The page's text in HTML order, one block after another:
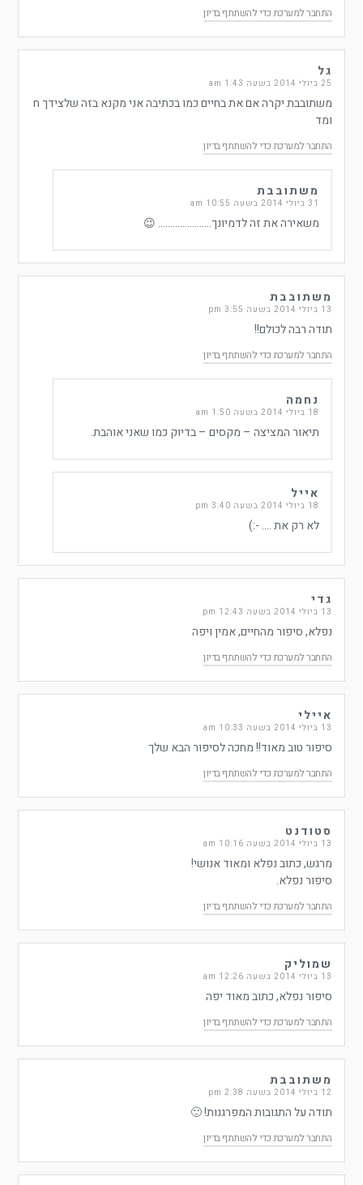
התחבר למערכת כדי להשתתף בדיון
גל
25 ביולי 2014 בשעה 1:43 am
משתובבת יקרה אם את בחיים כמו בכתיבה אני מקנא בזה שלצידך ח
ומד
התחבר למערכת כדי להשתתף בדיון
משתובבת
31 ביולי 2014 בשעה 10:55 am
משאירה את זה לדמיונך…………………. 😉
משתובבת
13 ביולי 2014 בשעה 3:55 pm
תודה רבה לכולם!!
התחבר למערכת כדי להשתתף בדיון
נחמה
18 ביולי 2014 בשעה 1:50 am
תיאור המציצה – מקסים – בדיוק כמו שאני אוהבת.
אייל
18 ביולי 2014 בשעה 3:40 pm
לא רק את …. -:)
גדי
13 ביולי 2014 בשעה 12:43 pm
נפלא, סיפור מהחיים, אמין ויפה
התחבר למערכת כדי להשתתף בדיון
איילי
13 ביולי 2014 בשעה 10:33 am
סיפור טוב מאוד!! מחכה לסיפור הבא שלך
התחבר למערכת כדי להשתתף בדיון
סטודנט
13 ביולי 2014 בשעה 10:16 am
מרגש, כתוב נפלא ומאוד אנושי!
סיפור נפלא.
התחבר למערכת כדי להשתתף בדיון
שמוליק
13 ביולי 2014 בשעה 12:26 am
סיפור נפלא, כתוב מאוד יפה
התחבר למערכת כדי להשתתף בדיון
משתובבת
12 ביולי 2014 בשעה 2:38 pm
תודה על התגובות המפרגנות! 🙂
התחבר למערכת כדי להשתתף בדיון